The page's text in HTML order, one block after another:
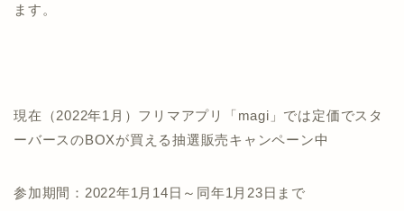
ます。
現在（2022年1月）フリマアプリ「magi」では定価でスタ
ーバースのBOXが買える抽選販売キャンペーン中
参加期間：2022年1月14日～同年1月23日まで